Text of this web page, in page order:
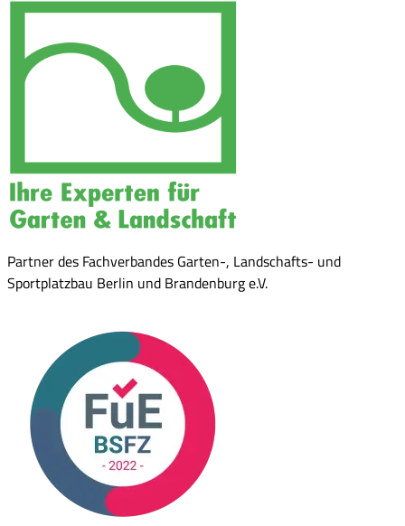
Partner des Fachverbandes Garten-, Landschafts- und
Sportplatzbau Berlin und Brandenburg e.V.